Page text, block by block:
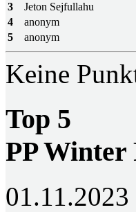
3
Jeton Sejfullahu
4
anonym
5
anonym
Keine
Top 5
PP Winter